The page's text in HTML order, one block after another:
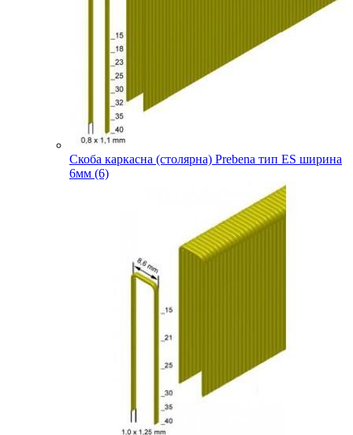
Скоба каркасна (столярна) Prebena тип ES ширина
6мм (6)